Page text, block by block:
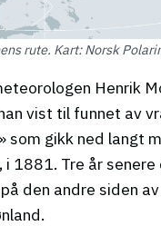
rute. Kart: Norsk
Henrik
vist til funnet av
som gikk ned langt
i 1881. Tre år
den andre siden